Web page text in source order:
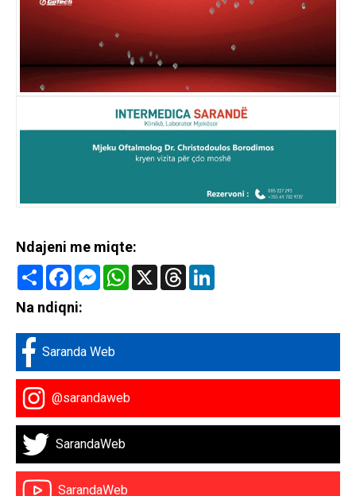
Ndajeni me miqte:
Share FacebookMessenger
WhatsApp
X Threads
Na ndiqni:
Saranda Web
@sarandaweb
SarandaWeb
SarandaWeb